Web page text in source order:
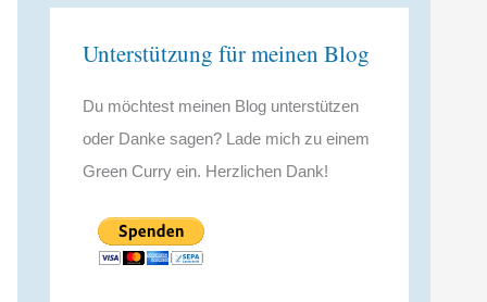
Unterstützung für meinen Blog
Du möchtest meinen Blog unterstützen
oder Danke sagen? Lade mich zu einem
Green Curry ein. Herzlichen Dank!